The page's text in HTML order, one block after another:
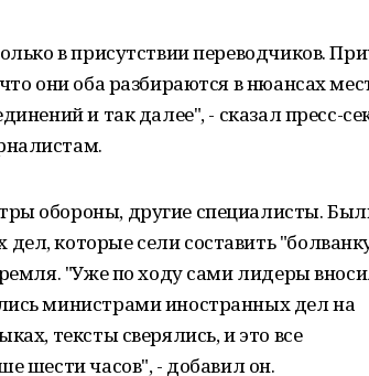
в присутствии переводчиков.
они оба разбираются в нюансах
и так далее", - сказал пресс-
обороны, другие специалисты.
которые сели составить
"Уже по ходу сами лидеры
министрами иностранных дел на
тексты сверялись, и это все
шести часов", - добавил он.